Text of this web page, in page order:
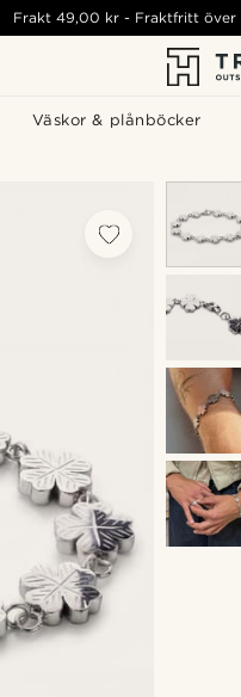
Väskor & plånböcker
Frakt49,00 kr - Fraktfritt över